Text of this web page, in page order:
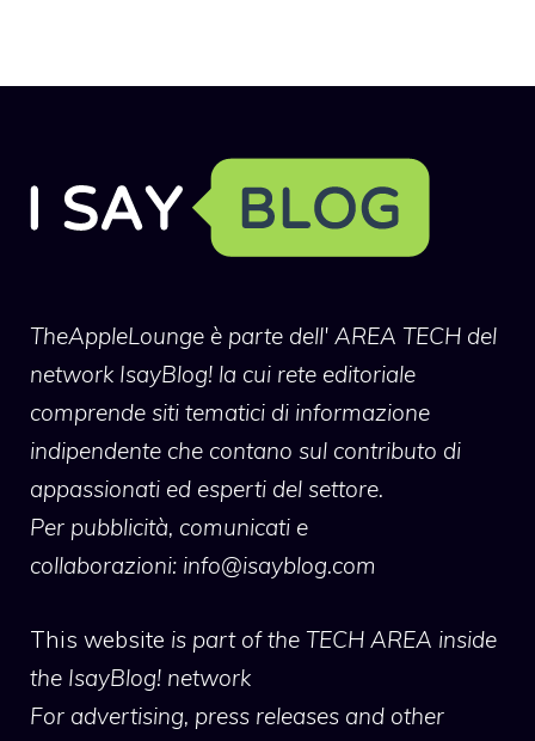
TheAppleLounge è parte dell' AREA TECH del
network IsayBlog! la cui rete editoriale
comprende siti tematici di informazione
indipendente che contano sul contributo di
appassionati ed esperti del settore.
Per pubblicità, comunicati e
collaborazioni: info@isayblog.com
This website is part of the TECH AREA inside
the IsayBlog! network
For advertising, press releases and other